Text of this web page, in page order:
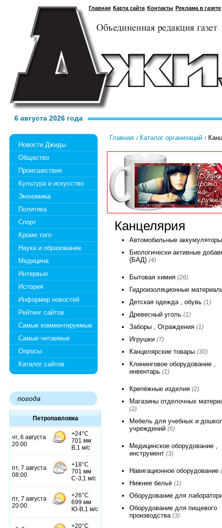
Главная Карта сайта Контакты Реклама в газете
6 августа 2026 года
Новости Джиды
Общество
Происшествия
Культура и искусство
Экономика
Политика
Спорт
Кроме того
Наука и образование
Медицина
Интервью
История
Информер новостей
Рейтинг сайтов
Самые комментируемые
Самые читаемые
Опросы
Каталог сайтов
погода
Петропавловка
Главная Каталог организаций
Канцелярия
Автомобильные
Биологически активные
(БАД) (4)
Бытовая химия (26)
Гидроизоляционные
Детская одежда , обувь (1)
Древесный уголь (1)
Заборы , Ограждения (1)
Игрушки (7)
Канцелярские товары (30)
Клининговое оборудование ,
инвентарь (1)
Крепёжные изделия (2)
Магазины отделочных
(2)
Мебель для учебных и
учреждений (6)
Медицинское оборудование ,
инструмент (3)
Навигационное оборудование
Нижнее бельё (1)
Оборудование для
Оборудование для пищевого
производства (3)